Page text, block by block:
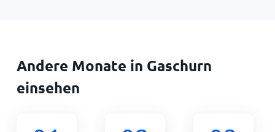
Andere Monate in Gaschurn
einsehen